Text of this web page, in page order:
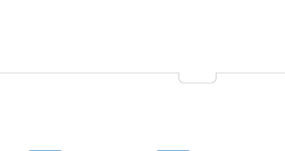
do přibližně 100 kg je při vhodném podkladu možný.
akce včetně jednoho dne na dodání a jednoho dne na vrácení.